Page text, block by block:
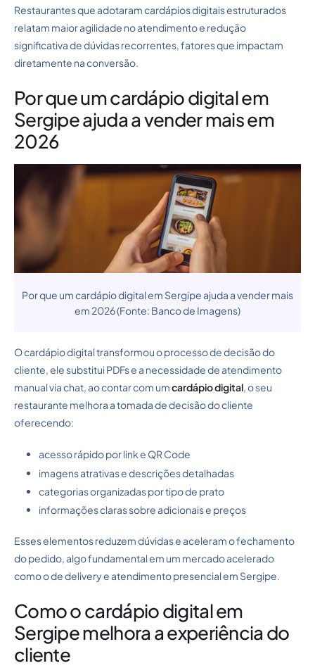
Restaurantes que adotaram cardápios digitais estruturados
relatam maior agilidade no atendimento e redução
significativa de dúvidas recorrentes, fatores que impactam
diretamente na conversão.
Por que um cardápio digital em
Sergipe ajuda a vender mais em
2026
Por que um cardápio digital em Sergipe ajuda a vender mais
em 2026 (Fonte: Banco de Imagens)
O cardápio digital transformou o processo de decisão do
cliente, ele substitui PDFs e a necessidade de atendimento
manual via chat, ao contar com umcardápio digital, o seu
restaurante melhora a tomada de decisão do cliente
oferecendo:
acesso rápido por link e QR Code
imagens atrativas e descrições detalhadas
categorias organizadas por tipo de prato
informações claras sobre adicionais e preços
Esses elementos reduzem dúvidas e aceleram o fechamento
do pedido, algo fundamental em um mercado acelerado
como o de delivery e atendimento presencial em Sergipe.
Como o cardápio digital em
Sergipe melhora a experiência do
cliente